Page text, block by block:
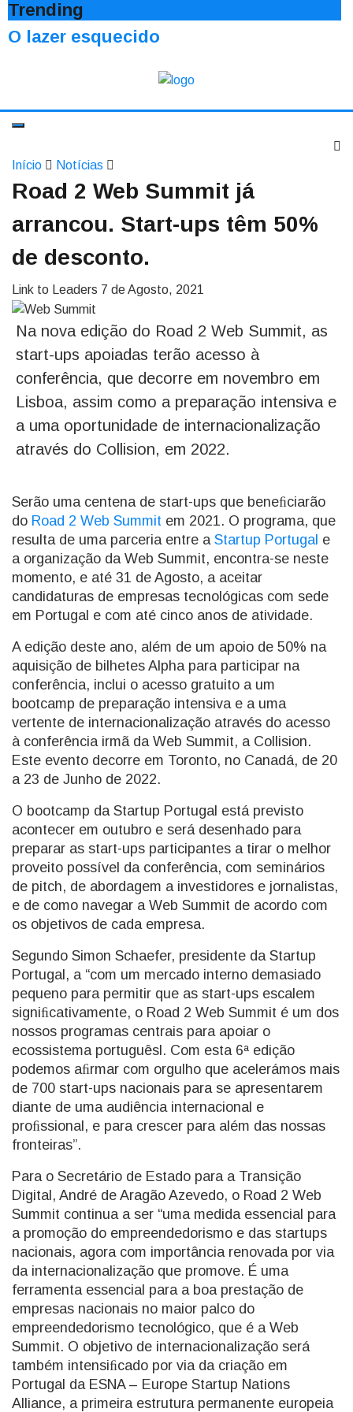
Trending
O lazer esquecido
Início Notícias
Road 2 Web Summit já
arrancou. Start-ups têm 50%
de desconto.
Link to Leaders 7 de Agosto, 2021
Na nova edição do Road 2 Web Summit, as
start-ups apoiadas terão acesso à
conferência, que decorre em novembro em
Lisboa, assim como a preparação intensiva e
a uma oportunidade de internacionalização
através do Collision, em 2022.
Serão uma centena de start-ups que beneﬁciarão
do Road 2 Web Summit em 2021. O programa, que
resulta de uma parceria entre a Startup Portugal e
a organização da Web Summit, encontra-se neste
momento, e até 31 de Agosto, a aceitar
candidaturas de empresas tecnológicas com sede
em Portugal e com até cinco anos de atividade.
A edição deste ano, além de um apoio de 50% na
aquisição de bilhetes Alpha para participar na
conferência, inclui o acesso gratuito a um
bootcamp de preparação intensiva e a uma
vertente de internacionalização através do acesso
à conferência irmã da Web Summit, a Collision.
Este evento decorre em Toronto, no Canadá, de 20
a 23 de Junho de 2022.
O bootcamp da Startup Portugal está previsto
acontecer em outubro e será desenhado para
preparar as start-ups participantes a tirar o melhor
proveito possível da conferência, com seminários
de pitch, de abordagem a investidores e jornalistas,
e de como navegar a Web Summit de acordo com
os objetivos de cada empresa.
Segundo Simon Schaefer, presidente da Startup
Portugal, a “com um mercado interno demasiado
pequeno para permitir que as start-ups escalem
signiﬁcativamente, o Road 2 Web Summit é um dos
nossos programas centrais para apoiar o
ecossistema portuguêsl. Com esta 6ª edição
podemos aﬁrmar com orgulho que acelerámos mais
de 700 start-ups nacionais para se apresentarem
diante de uma audiência internacional e
proﬁssional, e para crescer para além das nossas
fronteiras”.
Para o Secretário de Estado para a Transição
Digital, André de Aragão Azevedo, o Road 2 Web
Summit continua a ser “uma medida essencial para
a promoção do empreendedorismo e das startups
nacionais, agora com importância renovada por via
da internacionalização que promove. É uma
ferramenta essencial para a boa prestação de
empresas nacionais no maior palco do
empreendedorismo tecnológico, que é a Web
Summit. O objetivo de internacionalização será
também intensiﬁcado por via da criação em
Portugal da ESNA – Europe Startup Nations
Alliance, a primeira estrutura permanente europeia